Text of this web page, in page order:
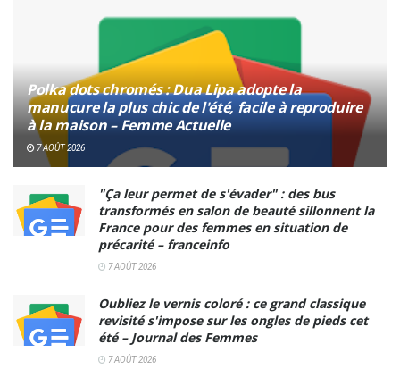
Polka dots chromés : Dua Lipa adopte la
manucure la plus chic de l'été, facile à reproduire
à la maison – Femme Actuelle
7 AOÛT 2026
"Ça leur permet de s'évader" : des bus
transformés en salon de beauté sillonnent la
France pour des femmes en situation de
précarité – franceinfo
7 AOÛT 2026
Oubliez le vernis coloré : ce grand classique
revisité s'impose sur les ongles de pieds cet
été – Journal des Femmes
7 AOÛT 2026